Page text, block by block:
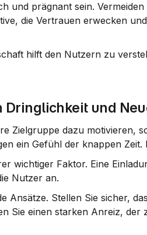
und prägnant sein.
die Vertrauen erwecken
hilft den Nutzern zu
Dringlichkeit und
Zielgruppe dazu motivieren,
ein Gefühl der knappen Zeit.
wichtiger Faktor. Eine
Nutzer an.
Ansätze. Stellen Sie sicher,
Sie einen starken Anreiz, der